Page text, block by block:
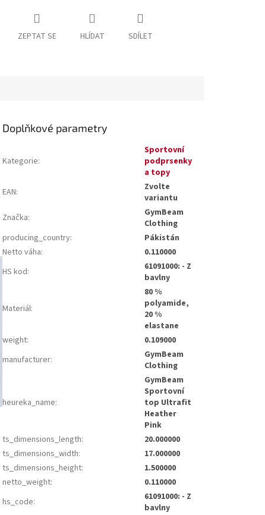
ZEPTAT SE HLÍDAT SDÍLET
Doplňkové parametry
Kategorie:
Sportovní
podprsenky
a topy
EAN:
Zvolte
variantu
Značka:
GymBeam
Clothing
producing_country:
Pákistán
Netto váha:
0.110000
HS kod:
61091000: - Z
bavlny
Materiál:
80 %
polyamide,
20 %
elastane
weight:
0.109000
manufacturer:
GymBeam
Clothing
heureka_name:
GymBeam
Sportovní
top Ultrafit
Heather
Pink
ts_dimensions_length:
20.000000
ts_dimensions_width:
17.000000
ts_dimensions_height:
1.500000
netto_weight:
0.110000
hs_code:
61091000: - Z
bavlny